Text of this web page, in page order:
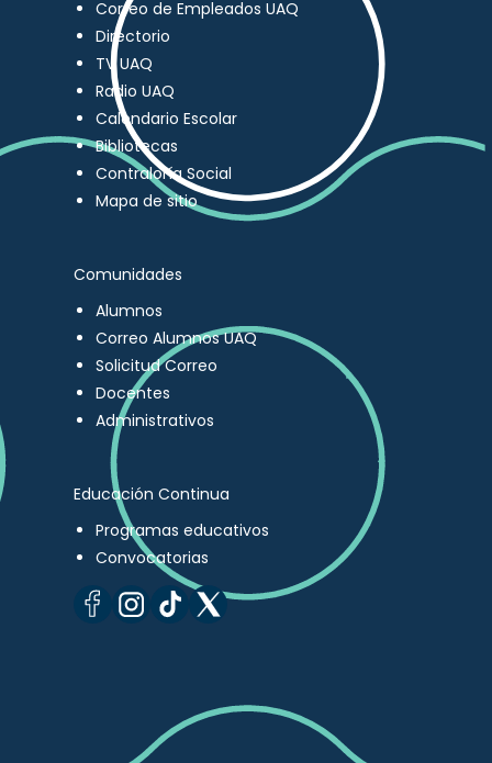
Correo de Empleados UAQ
Directorio
TV UAQ
Radio UAQ
Calendario Escolar
Bibliotecas
Contraloría Social
Mapa de sitio
Comunidades
Alumnos
Correo Alumnos UAQ
Solicitud Correo
Docentes
Administrativos
Educación Continua
Programas educativos
Convocatorias